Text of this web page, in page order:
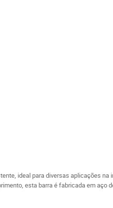
ideal para diversas aplicações
esta barra é fabricada em